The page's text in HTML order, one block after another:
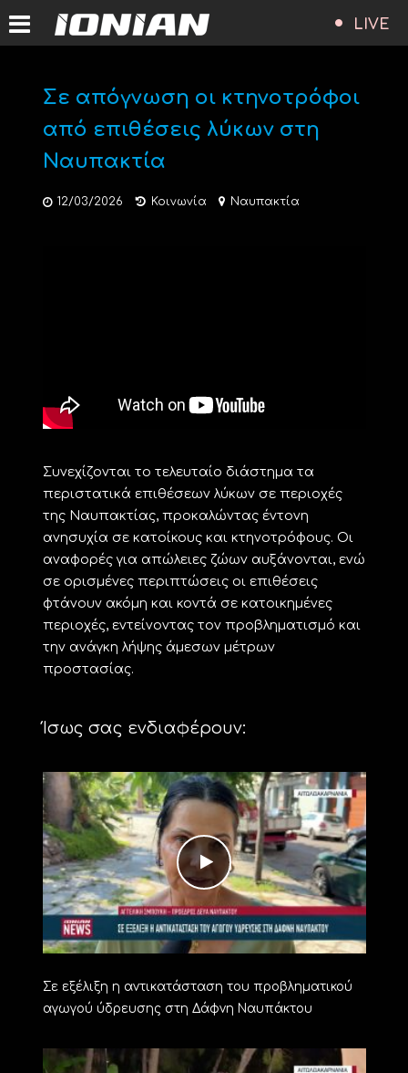
LIVE
Σε απόγνωση οι κτηνοτρόφοι
από επιθέσεις λύκων στη
Ναυπακτία
12/03/2026 Κοινωνία Ναυπακτία
Συνεχίζονται το τελευταίο διάστημα τα
περιστατικά επιθέσεων λύκων σε περιοχές
της Ναυπακτίας, προκαλώντας έντονη
ανησυχία σε κατοίκους και κτηνοτρόφους. Οι
αναφορές για απώλειες ζώων αυξάνονται, ενώ
σε ορισμένες περιπτώσεις οι επιθέσεις
φτάνουν ακόμη και κοντά σε κατοικημένες
περιοχές, εντείνοντας τον προβληματισμό και
την ανάγκη λήψης άμεσων μέτρων
προστασίας.
Ίσως σας ενδιαφέρουν:
Σε εξέλιξη η αντικατάσταση του προβληματικού
αγωγού ύδρευσης στη Δάφνη Ναυπάκτου